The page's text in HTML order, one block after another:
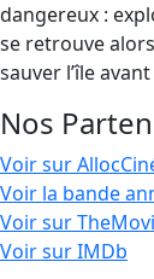
dangereux :
se retrouve
sauver l’île
Nos
Voir sur
Voir la bande
Voir sur
Voir sur IMDb